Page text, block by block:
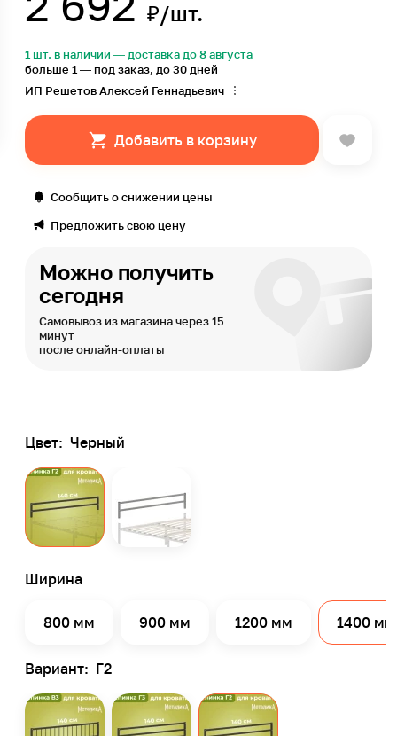
₽/шт.
1 шт. в наличии — доставка до 8 августа
больше 1 — под заказ, до 30 дней
ИП Решетов Алексей Геннадьевич
Добавить в корзину
Сообщить о снижении цены
Предложить свою цену
Можно получить
сегодня
Самовывоз из магазина через 15
минут
после онлайн-оплаты
Цвет: Черный
Ширина
800 мм 900 мм 1200 мм 1400 мм
Вариант: Г2